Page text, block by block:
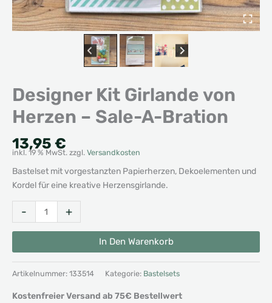
Designer Kit Girlande von
Herzen – Sale-A-Bration
13,95 €
inkl. 19 % MwSt. zzgl. Versandkosten
Bastelset mit vorgestanzten Papierherzen, Dekoelementen und
Kordel für eine kreative Herzensgirlande.
-
Designer
Kit
Girlande
von
Herzen
-
Sale-
+
In Den Warenkorb
Artikelnummer: 133514 Kategorie: Bastelsets
Kostenfreier Versand ab 75€ Bestellwert